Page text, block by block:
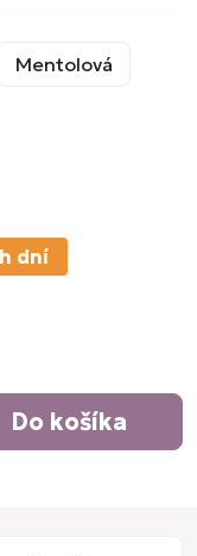
Mentolová
dní
Do košíka